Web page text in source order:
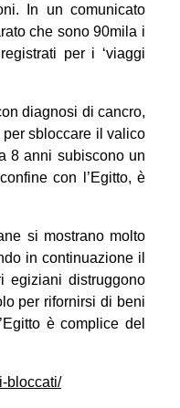
In un comunicato
che sono 90mila i
per i ‘viaggi
diagnosi di cancro,
sbloccare il valico
8 anni subiscono un
con l’Egitto, è
si mostrano molto
in continuazione il
egiziani distruggono
per rifornirsi di beni
è complice del
bloccati/